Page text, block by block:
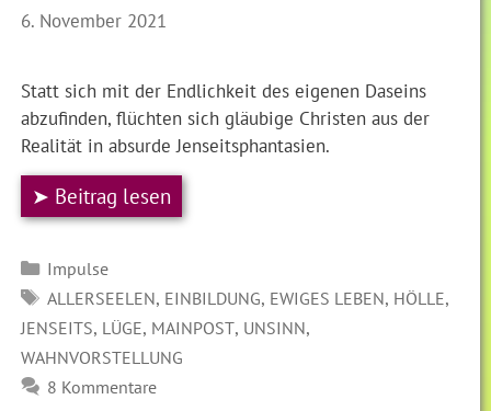
6. November 2021
Statt sich mit der Endlichkeit des eigenen Daseins
abzufinden, flüchten sich gläubige Christen aus der
Realität in absurde Jenseitsphantasien.
➤ Beitrag lesen
Kategorien
Impulse
SCHLAGWÖRTER
ALLERSEELEN, EINBILDUNG, EWIGES LEBEN, HÖLLE,
JENSEITS, LÜGE, MAINPOST, UNSINN,
WAHNVORSTELLUNG
8 Kommentare